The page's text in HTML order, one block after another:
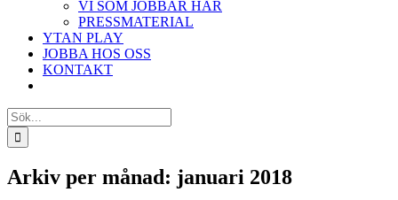
VI SOM JOBBAR HÄR
PRESSMATERIAL
YTAN PLAY
JOBBA HOS OSS
KONTAKT
Sök
efter:
Arkiv per månad: januari 2018